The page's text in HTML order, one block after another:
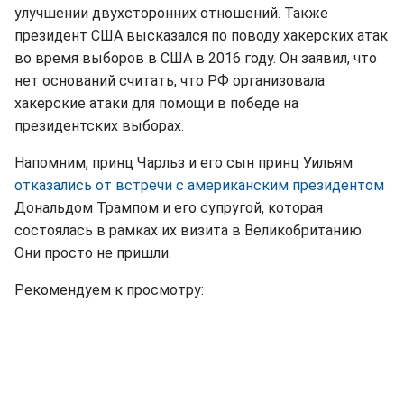
улучшении двухсторонних отношений. Также
президент США высказался по поводу хакерских атак
во время выборов в США в 2016 году. Он заявил, что
нет оснований считать, что РФ организовала
хакерские атаки для помощи в победе на
президентских выборах.
Напомним, принц Чарльз и его сын принц Уильям
отказались от встречи с американским президентом
Дональдом Трампом и его супругой, которая
состоялась в рамках их визита в Великобританию.
Они просто не пришли.
Рекомендуем к просмотру: